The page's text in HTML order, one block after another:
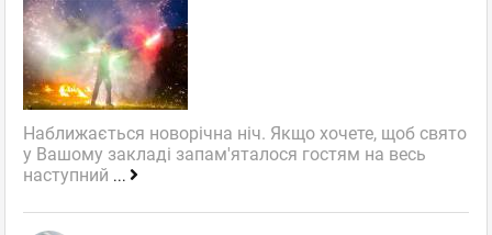
Наближається новорічна ніч. Якщо хочете, щоб свято
у Вашому закладі запам'яталося гостям на весь
наступний ...